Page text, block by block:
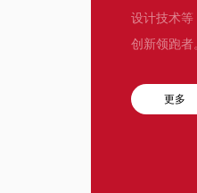
设计技术
创新领跑者
更多